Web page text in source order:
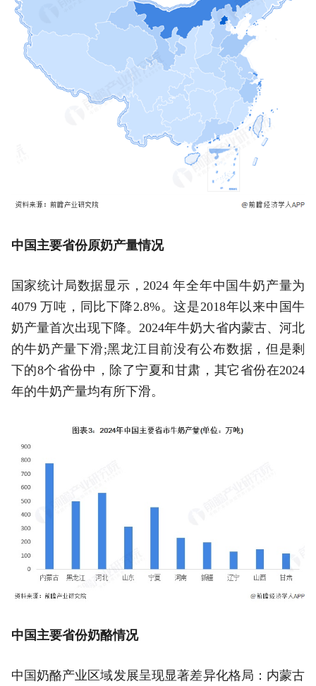
中国主要省份原奶产量情况
国家统计局数据显示，2024 年全年中国牛奶产量为
4079 万吨，同比下降2.8%。这是2018年以来中国牛
奶产量首次出现下降。2024年牛奶大省内蒙古、河北
的牛奶产量下滑;黑龙江目前没有公布数据，但是剩
下的8个省份中，除了宁夏和甘肃，其它省份在2024
年的牛奶产量均有所下滑。
中国主要省份奶酪情况
中国奶酪产业区域发展呈现显著差异化格局：内蒙古